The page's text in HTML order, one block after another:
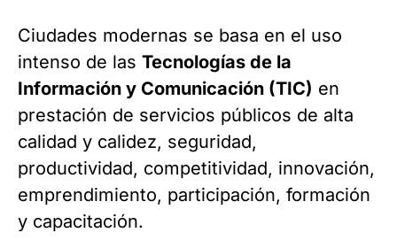
Ciudades modernas se basa en el uso
intenso de las Tecnologías de la
Información y Comunicación (TIC) en
prestación de servicios públicos de alta
calidad y calidez, seguridad,
productividad, competitividad, innovación,
emprendimiento, participación, formación
y capacitación.